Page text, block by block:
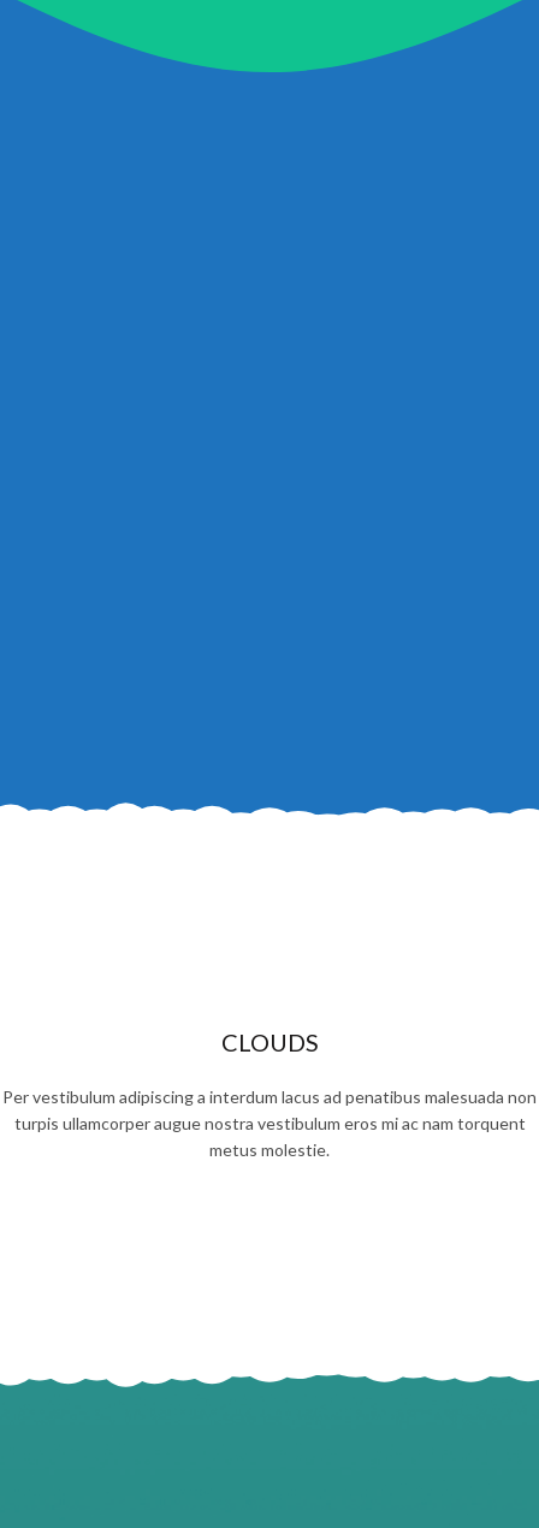
CLOUDS
Per vestibulum adipiscing a interdum lacus ad penatibus malesuada non
turpis ullamcorper augue nostra vestibulum eros mi ac nam torquent
metus molestie.